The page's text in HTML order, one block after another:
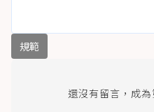
規範
還沒有留言，成